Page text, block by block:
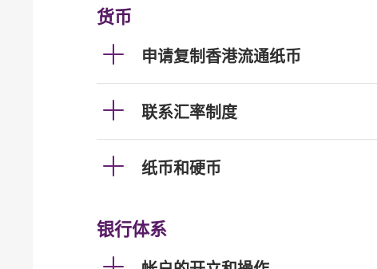
货币
申请复制香港流通纸币
联系汇率制度
纸币和硬币
银行体系